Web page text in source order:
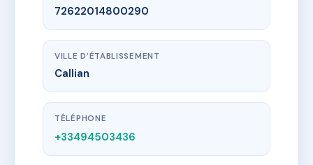
72622014800290
VILLE D'ÉTABLISSEMENT
Callian
TÉLÉPHONE
+33494503436